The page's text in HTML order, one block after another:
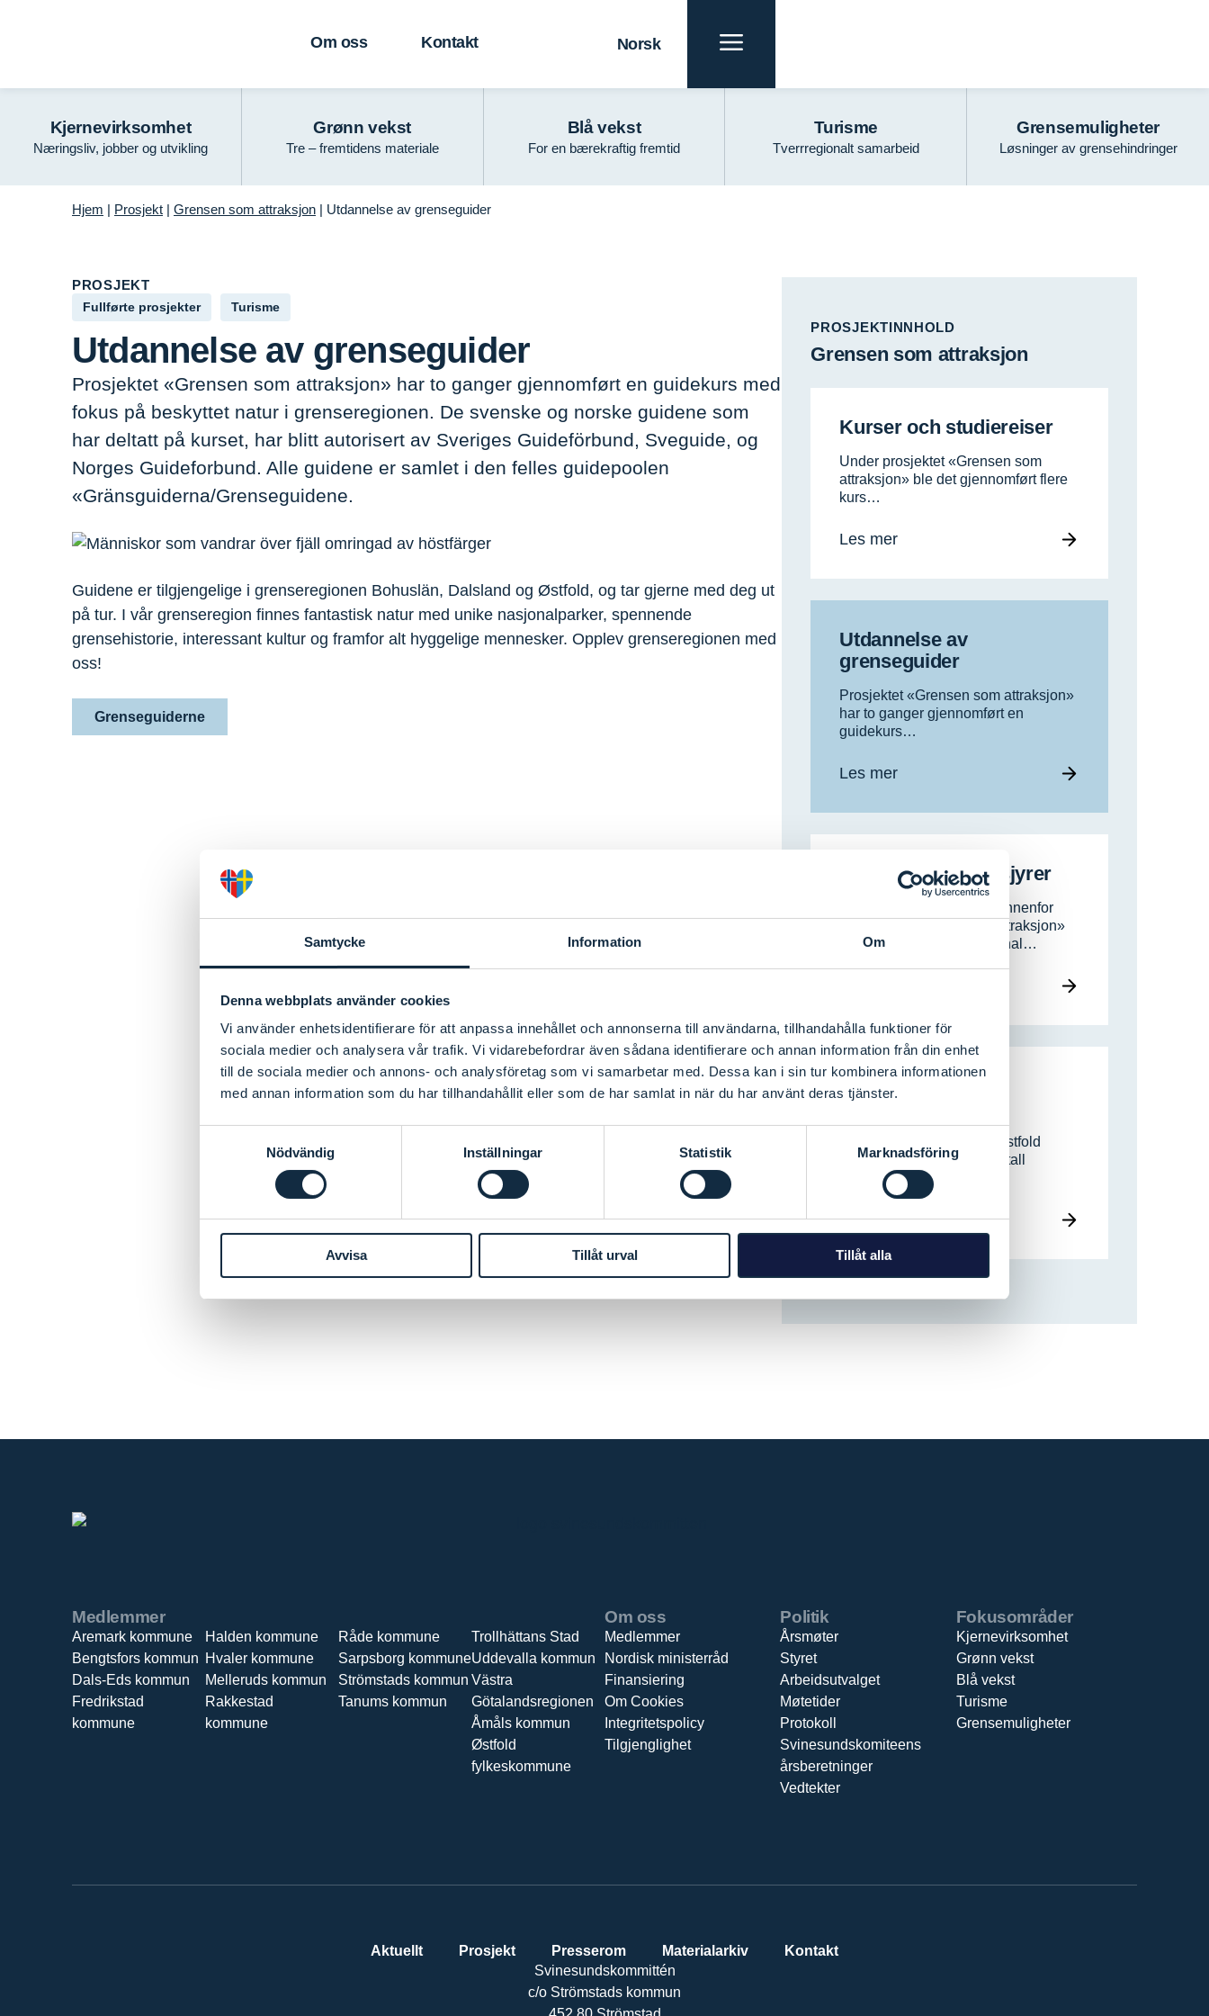
Samtycke Information Om
Denna webbplats använder cookies
Vi använder enhetsidentifierare för att anpassa innehållet och annonserna till användarna, tillhandahålla funktioner för
sociala medier och analysera vår trafik. Vi vidarebefordrar även sådana identifierare och annan information från din enhet
till de sociala medier och annons- och analysföretag som vi samarbetar med. Dessa kan i sin tur kombinera informationen
med annan information som du har tillhandahållit eller som de har samlat in när du har använt deras tjänster.
Nödvändig
Inställningar Statistik Marknadsföring
Avvisa Tillåt urval Tillåt alla
Om oss Kontakt Norsk
Kjernevirksomhet
Næringsliv, jobber og utvikling
Grønn vekst
Tre – fremtidens materiale
Blå vekst
For en bærekraftig fremtid
Turisme
Tverrregionalt samarbeid
Grensemuligheter
Løsninger av grensehindringer
Hjem | Prosjekt | Grensen som attraksjon | Utdannelse av grenseguider
PROSJEKT
Fullførte prosjekter Turisme
Utdannelse av grenseguider
Prosjektet «Grensen som attraksjon» har to ganger gjennomført en guidekurs med
fokus på beskyttet natur i grenseregionen. De svenske og norske guidene som
har deltatt på kurset, har blitt autorisert av Sveriges Guideförbund, Sveguide, og
Norges Guideforbund. Alle guidene er samlet i den felles guidepoolen
«Gränsguiderna/Grenseguidene.
Guidene er tilgjengelige i grenseregionen Bohuslän, Dalsland og Østfold, og tar gjerne med deg ut
på tur. I vår grenseregion finnes fantastisk natur med unike nasjonalparker, spennende
grensehistorie, interessant kultur og framfor alt hyggelige mennesker. Opplev grenseregionen med
oss!
Grenseguiderne
PROSJEKTINNHOLD
Grensen som attraksjon
Kurser och studiereiser
Under prosjektet «Grensen som
attraksjon» ble det gjennomført flere
kurs…
Les mer
Utdannelse av
grenseguider
Prosjektet «Grensen som attraksjon»
har to ganger gjennomført en
guidekurs…
Les mer
Turistkart och brosjyrer
Svinesundskomiteen har innenfor
projektet «Grensen som attraksjon»
utarbeidet en grenseregional…
Grenseregionale
turistkonferanser
Bohuslän, Dalsland och Østfold
trekker sammen et stort antall
besøkende…
Les mer
Medlemmer
Aremark kommune
Bengtsfors kommun
Dals-Eds kommun
Fredrikstad
kommune
Halden kommune
Hvaler kommune
Melleruds kommun
Rakkestad
kommune
Råde kommune
Sarpsborg kommune
Strömstads kommun
Tanums kommun
Trollhättans Stad
Uddevalla kommun
Västra
Götalandsregionen
Åmåls kommun
Østfold
fylkeskommune
Om oss
Medlemmer
Nordisk ministerråd
Finansiering
Om Cookies
Integritetspolicy
Tilgjenglighet
Politik
Årsmøter
Styret
Arbeidsutvalget
Møtetider
Protokoll
Svinesundskomiteens
årsberetninger
Vedtekter
Fokusområder
Kjernevirksomhet
Grønn vekst
Blå vekst
Turisme
Grensemuligheter
Aktuellt Prosjekt Presserom Materialarkiv
Kontakt
Svinesundskommittén
c/o Strömstads kommun